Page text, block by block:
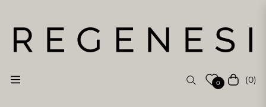
Navigation 0 Cart (0)